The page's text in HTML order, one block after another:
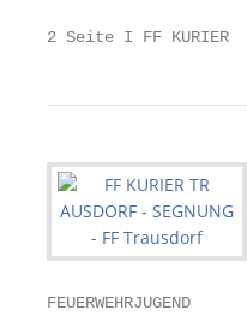
2 Seite I FF KURIER
FEUERWEHRJUGEND